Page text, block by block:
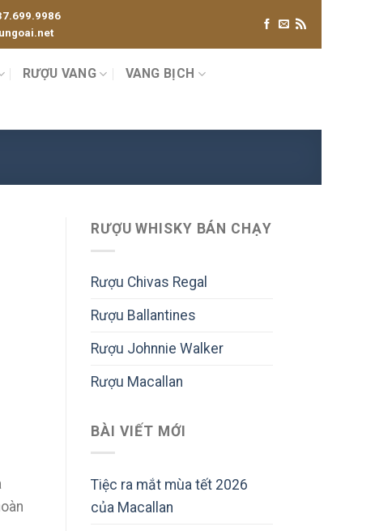
RƯỢU VANG VANG BỊCH
RƯỢU WHISKY BÁN CHẠY
Rượu Chivas Regal
Rượu Ballantines
Rượu Johnnie Walker
Rượu Macallan
BÀI VIẾT MỚI
Tiệc ra mắt mùa tết 2026
của Macallan